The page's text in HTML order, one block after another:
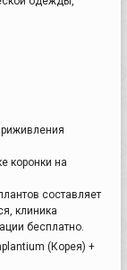
коронки на
составляет
клиника
бесплатно.
(Корея) +